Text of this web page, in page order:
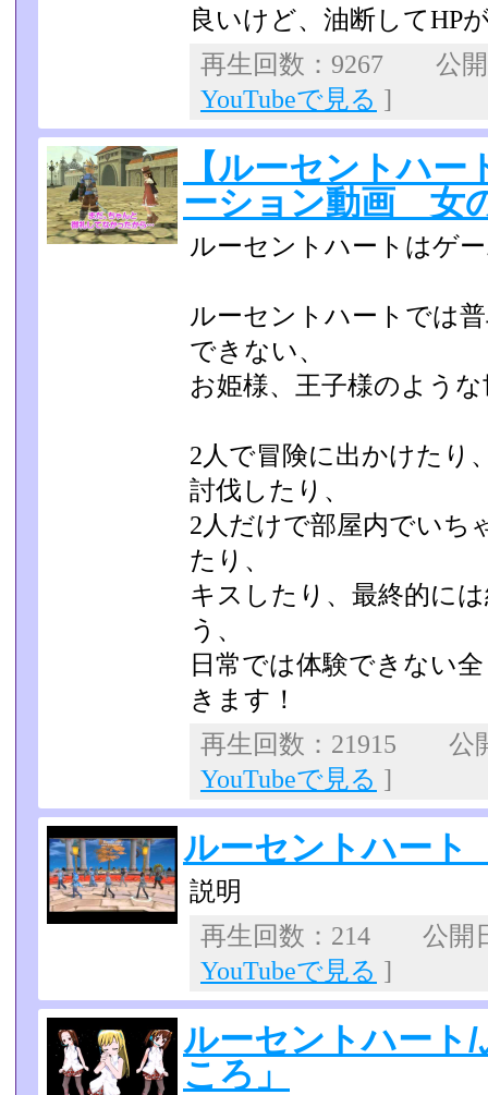
良いけど、油断してHP
再生回数：9267 公
YouTubeで見る ]
【ルーセントハ
ーション動画 女
ルーセントハートはゲ
ルーセントハートでは
できない、
お姫様、王子様のよう
2人で冒険に出かけたり
討伐したり、
2人だけで部屋内でいち
たり、
キスしたり、最終的に
う、
日常では体験できない
きます！
再生回数：21915 公
YouTubeで見る ]
ルーセントハー
説明
再生回数：214 公開
YouTubeで見る ]
ルーセントハート
ころ」